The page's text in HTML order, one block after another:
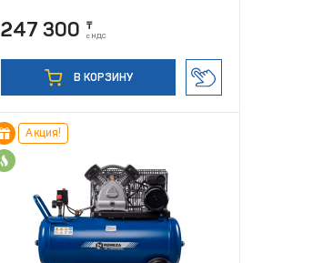
247 300 ₸
с НДС
В КОРЗИНУ
Акция!